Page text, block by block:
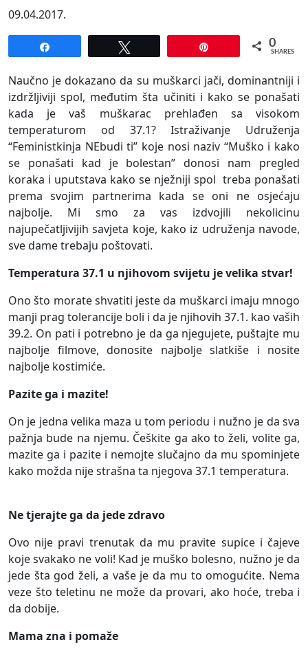
09.04.2017.
0
SHARES
Naučno je dokazano da su muškarci jači, dominantniji i
izdržljiviji spol, međutim šta učiniti i kako se ponašati
kada je vaš muškarac prehlađen sa visokom
temperaturom od 37.1? Istraživanje Udruženja
“Feministkinja NEbudi ti” koje nosi naziv “Muško i kako
se ponašati kad je bolestan” donosi nam pregled
koraka i uputstava kako se nježniji spol treba ponašati
prema svojim partnerima kada se oni ne osjećaju
najbolje. Mi smo za vas izdvojili nekolicinu
najupečatljivijih savjeta koje, kako iz udruženja navode,
sve dame trebaju poštovati.
Temperatura 37.1 u njihovom svijetu je velika stvar!
Ono što morate shvatiti jeste da muškarci imaju mnogo
manji prag tolerancije boli i da je njihovih 37.1. kao vaših
39.2. On pati i potrebno je da ga njegujete, puštajte mu
najbolje filmove, donosite najbolje slatkiše i nosite
najbolje kostimiće.
Pazite ga i mazite!
On je jedna velika maza u tom periodu i nužno je da sva
pažnja bude na njemu. Češkite ga ako to želi, volite ga,
mazite ga i pazite i nemojte slučajno da mu spominjete
kako možda nije strašna ta njegova 37.1 temperatura.
Ne tjerajte ga da jede zdravo
Ovo nije pravi trenutak da mu pravite supice i čajeve
koje svakako ne voli! Kad je muško bolesno, nužno je da
jede šta god želi, a vaše je da mu to omogućite. Nema
veze što teletinu ne može da provari, ako hoće, treba i
da dobije.
Mama zna i pomaže